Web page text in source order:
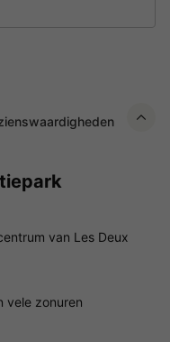
van Les Deux
vele zonuren